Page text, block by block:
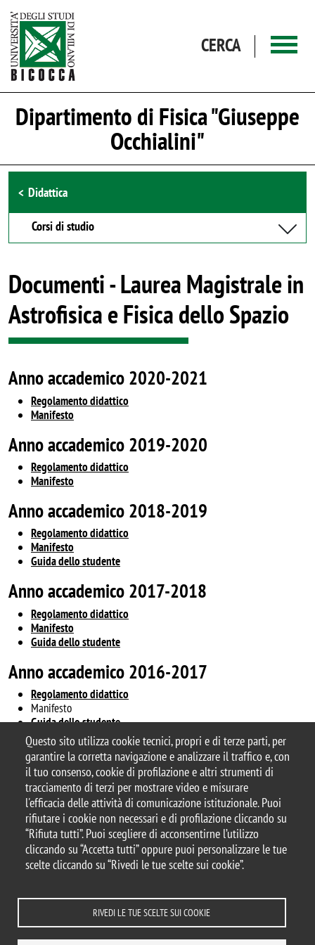
Questo sito utilizza cookie tecnici, propri e di terze parti, per
garantire la corretta navigazione e analizzare il traffico e, con
il tuo consenso, cookie di profilazione e altri strumenti di
tracciamento di terzi per mostrare video e misurare
l'efficacia delle attività di comunicazione istituzionale. Puoi
rifiutare i cookie non necessari e di profilazione cliccando su
“Rifiuta tutti”. Puoi scegliere di acconsentirne l’utilizzo
cliccando su “Accetta tutti” oppure puoi personalizzare le tue
scelte cliccando su “Rivedi le tue scelte sui cookie”.
RIVEDI LE TUE SCELTE SUI COOKIE
CERCA
Dipartimento di Fisica "Giuseppe
Occhialini"
Browse the section
Didattica
Corsi di studio
Documenti - Laurea Magistrale in
Astrofisica e Fisica dello Spazio
Anno accademico 2020-2021
Regolamento didattico
Manifesto
Anno accademico 2019-2020
Regolamento didattico
Manifesto
Anno accademico 2018-2019
Regolamento didattico
Manifesto
Guida dello studente
Anno accademico 2017-2018
Regolamento didattico
Manifesto
Guida dello studente
Anno accademico 2016-2017
Regolamento didattico
Manifesto
Guida dello studente
© 2025 Università degli Studi di Milano-Bicocca
Piazza dell'Ateneo Nuovo, 1 - 20126, Milano
Casella PEC:ateneo.bicocca@pec.unimib.it
P.I. 12621570154 |
redazioneweb.fisica@unimib.it
Note legali Privacy e cookie policy Amministrazione trasparente